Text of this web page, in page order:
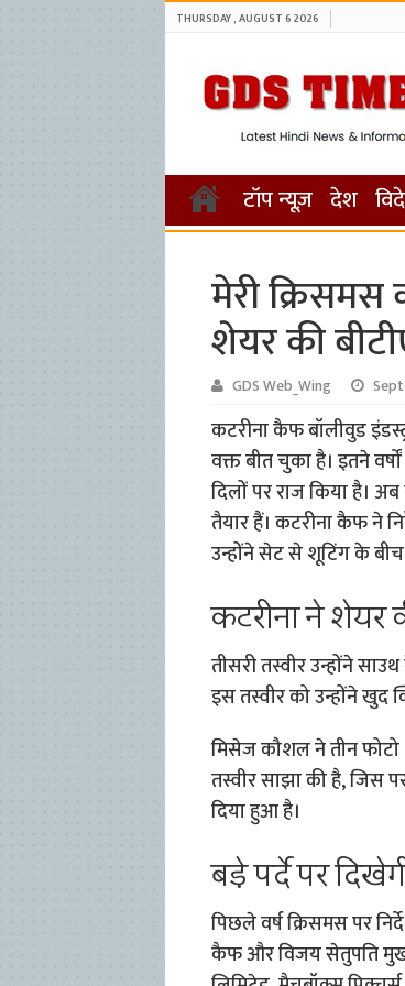
THURSDAY , AUGUST 6 2026
टॉप न्यूज़ देश
मेरी
शेयर की
GDS Web_Wing
कटरीना कैफ बॉलीवुड
वक्त बीत चुका है। इतने
दिलों पर राज किया है।
तैयार हैं। कटरीना कैफ ने
उन्होंने सेट से शूटिंग के
कटरीना ने शेयर
तीसरी तस्वीर उन्होंने
इस तस्वीर को उन्होंने खुद
मिसेज कौशल ने तीन फोटो
तस्वीर साझा की है, जिस
दिया हुआ है।
बड़े पर्दे पर
पिछले वर्ष क्रिसमस पर
कैफ और विजय सेतुपति मुख्य